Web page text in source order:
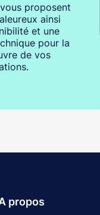
proposent
ainsi
et une
pour la
de vos
propos